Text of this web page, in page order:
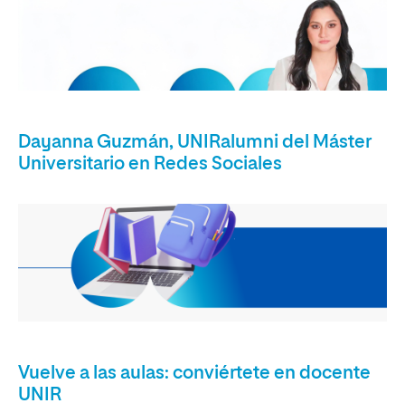
Dayanna Guzmán, UNIRalumni del Máster
Universitario en Redes Sociales
Vuelve a las aulas: conviértete en docente
UNIR